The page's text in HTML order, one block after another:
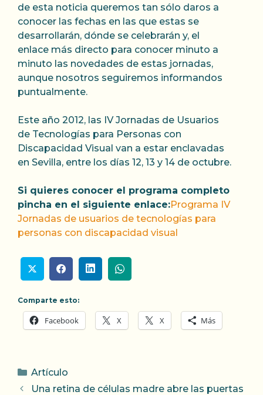
de esta noticia queremos tan sólo daros a
conocer las fechas en las que estas se
desarrollarán, dónde se celebrarán y, el
enlace más directo para conocer minuto a
minuto las novedades de estas jornadas,
aunque nosotros seguiremos informandos
puntualmente.
Este año 2012, las IV Jornadas de Usuarios
de Tecnologí­as para Personas con
Discapacidad Visual van a estar enclavadas
en Sevilla, entre los dí­as 12, 13 y 14 de octubre.
Si quieres conocer el programa completo
pincha en el siguiente enlace:Programa IV
Jornadas de usuarios de tecnologí­as para
personas con discapacidad visual
Comparte esto:
Facebook X X Más
Categorías
Artículo
Una retina de células madre abre las puertas